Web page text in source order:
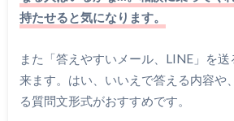
持たせると気になります。
また「答えやすいメール、LINE」を
来ます。はい、いいえで答える内容や
る質問文形式がおすすめです。